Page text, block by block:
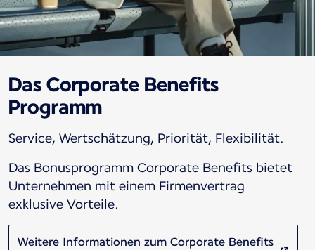
Das Corporate Benefits
Programm
Service, Wertschätzung, Priorität, Flexibilität.
Das Bonusprogramm Corporate Benefits bietet
Unternehmen mit einem Firmenvertrag
exklusive Vorteile.
Weitere Informationen zum Corporate Benefits